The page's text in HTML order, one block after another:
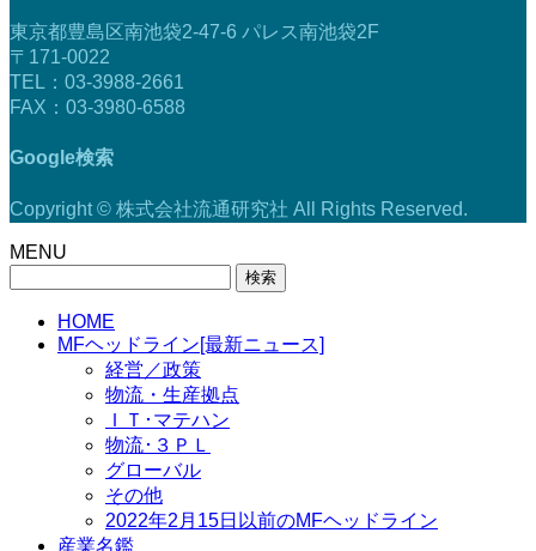
東京都豊島区南池袋2-47-6 パレス南池袋2F
〒171-0022
TEL：03-3988-2661
FAX：03-3980-6588
Google検索
Copyright © 株式会社流通研究社 All Rights Reserved.
MENU
HOME
MFヘッドライン[最新ニュース]
経営／政策
物流・生産拠点
ＩＴ･マテハン
物流･３ＰＬ
グローバル
その他
2022年2月15日以前のMFヘッドライン
産業名鑑